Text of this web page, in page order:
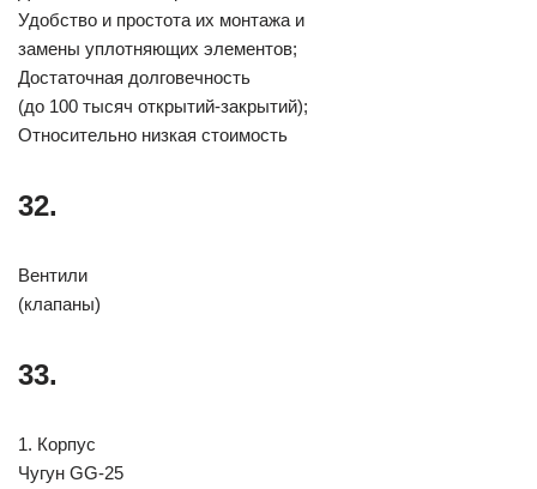
Удобство и простота их монтажа и
замены уплотняющих элементов;
Достаточная долговечность
(до 100 тысяч открытий-закрытий);
Относительно низкая стоимость
32.
Вентили
(клапаны)
33.
1. Корпус
Чугун GG-25